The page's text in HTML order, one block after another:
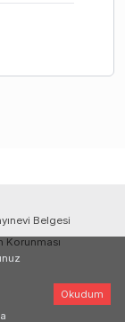
Belgesi
Korunması
Okudum